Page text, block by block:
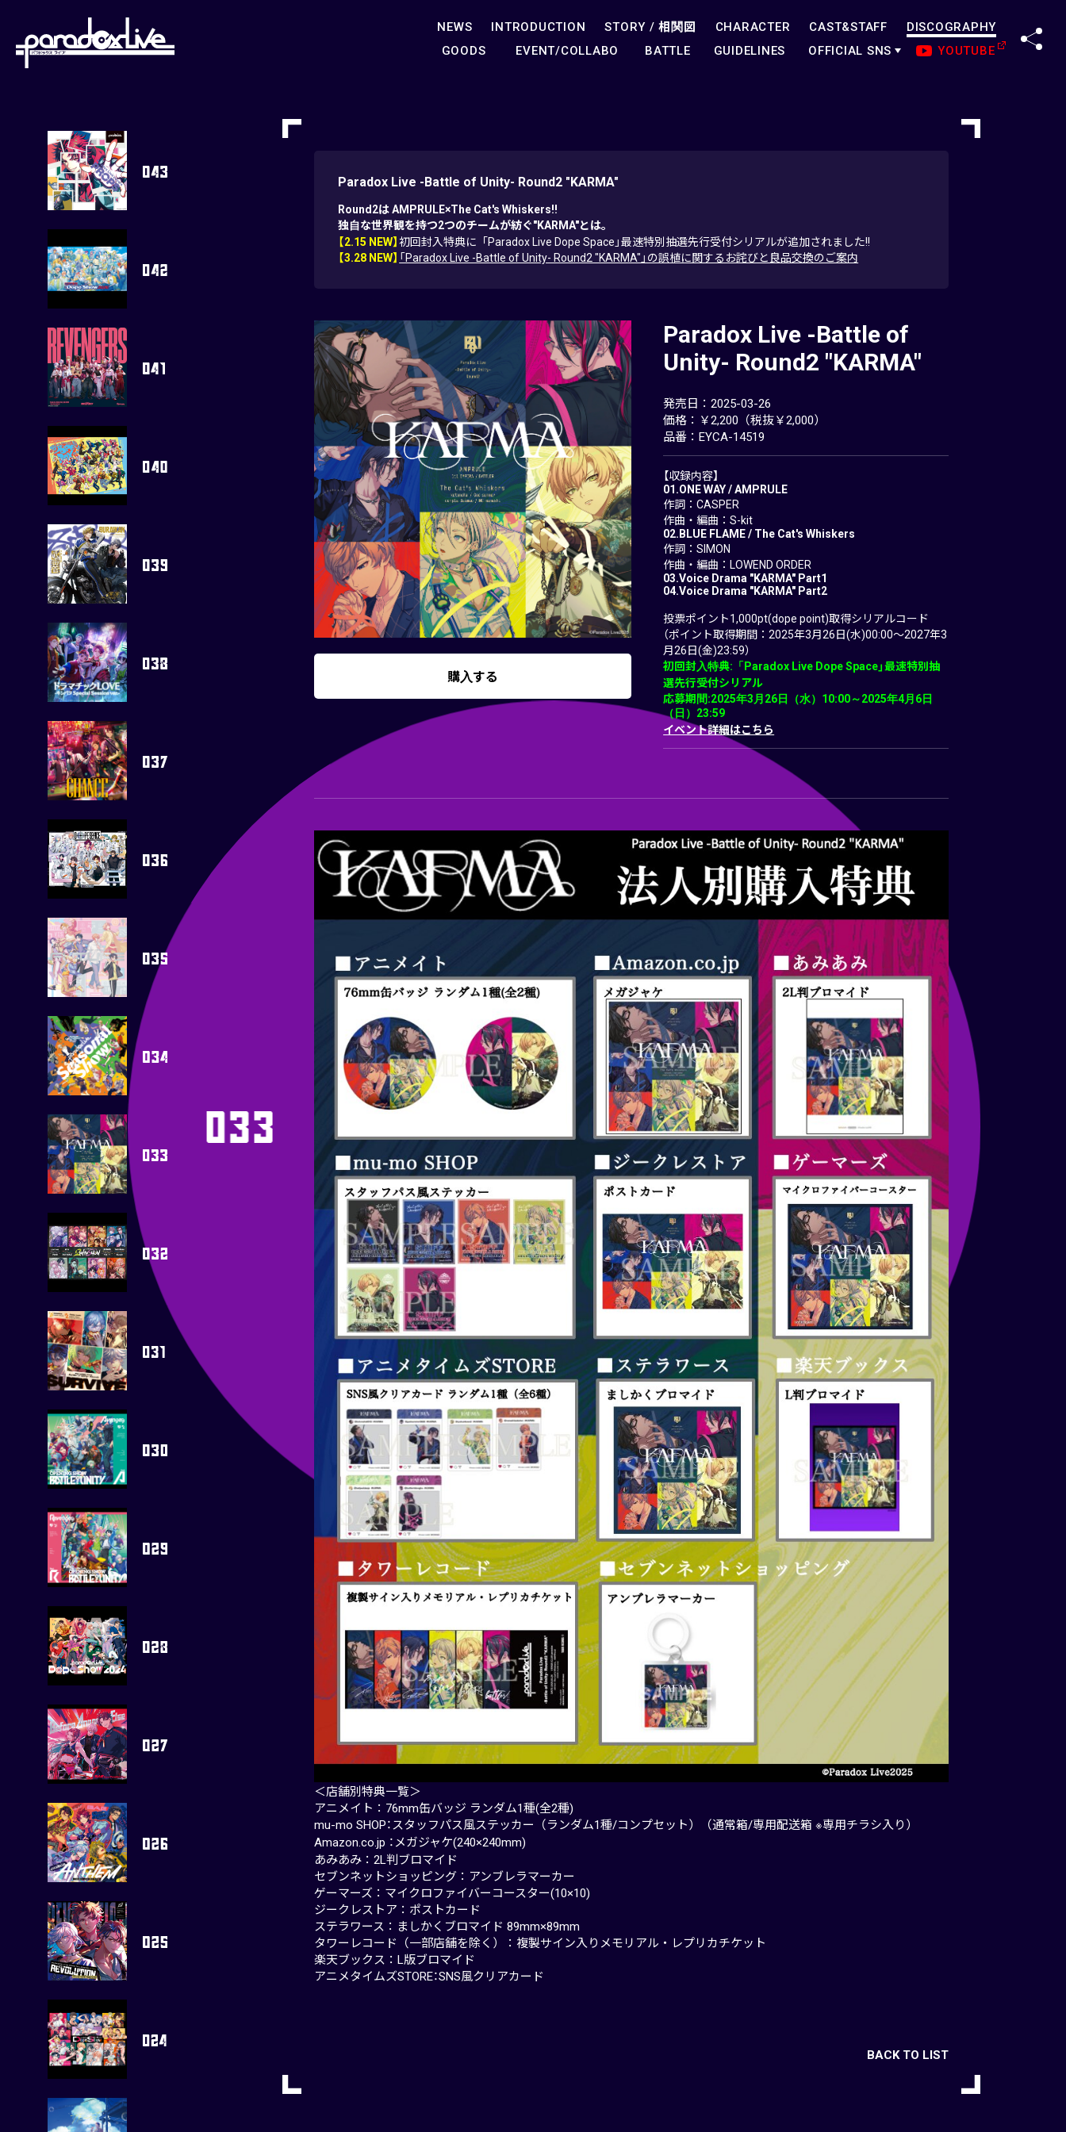
NEWS INTRODUCTION STORY /相関図 CHARACTER CAST&STAFF
DISCOGRAPHY
GOODS
EVENT/COLLABO BATTLE GUIDELINES OFFICIAL SNS YOUTUBE
Paradox Live -Battle of Unity- Round2 "KARMA"
Round2は AMPRULE×The Cat's Whiskers!!
独自な世界観を持つ2つのチームが紡ぐ"KARMA"とは。
【2.15 NEW】初回封入特典に「Paradox Live Dope Space」最速特別抽選先行受付シリアルが追加されました!!
【3.28 NEW】 「Paradox Live -Battle of Unity- Round2 "KARMA"」の誤植に関するお詫びと良品交換のご案内
購入する
Paradox Live -Battle of
Unity- Round2 "KARMA"
発売日：2025-03-26
価格：￥2,200（税抜￥2,000）
品番：EYCA-14519
【収録内容】
01.ONE WAY / AMPRULE
作詞：CASPER
作曲・編曲：S-kit
02.BLUE FLAME / The Cat's Whiskers
作詞：SIMON
作曲・編曲：LOWEND ORDER
03.Voice Drama "KARMA" Part1
04.Voice Drama "KARMA" Part2
投票ポイント1,000pt(dope point)取得シリアルコード
（ポイント取得期間：2025年3月26日(水)00:00～2027年3
月26日(金)23:59）
初回封入特典:「Paradox Live Dope Space」最速特別抽
選先行受付シリアル
応募期間:2025年3月26日（水）10:00～2025年4月6日
（日）23:59
イベント詳細はこちら
＜店舗別特典一覧＞
アニメイト：76mm缶バッジ ランダム1種(全2種)
mu-mo SHOP：スタッフパス風ステッカー（ランダム1種/コンプセット）（通常箱/専用配送箱 ※専用チラシ入り）
Amazon.co.jp ：メガジャケ(240×240mm)
あみあみ：2L判ブロマイド
セブンネットショッピング：アンブレラマーカー
ゲーマーズ：マイクロファイバーコースター(10×10)
ジークレストア：ポストカード
ステラワース：ましかくブロマイド 89mm×89mm
タワーレコード（一部店舗を除く）：複製サイン入りメモリアル・レプリカチケット
楽天ブックス：L版ブロマイド
アニメタイムズSTORE：SNS風クリアカード
BACK TO LIST